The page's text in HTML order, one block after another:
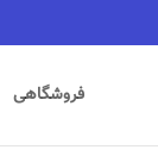
فروشگاهی